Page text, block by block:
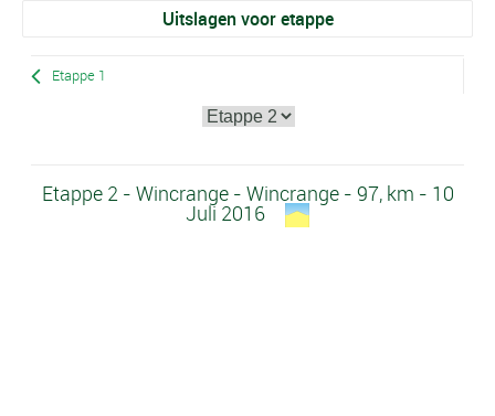
Uitslagen voor etappe
Etappe 1
Etappe 2 - Wincrange - Wincrange - 97, km - 10
Juli 2016